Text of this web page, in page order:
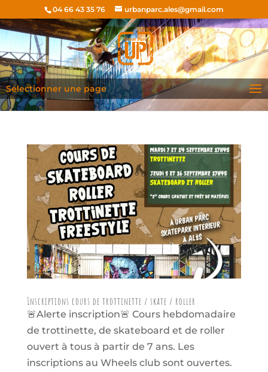
04 66 43 35 76 urbanparc.ales@gmail.com
Sélectionner une page
Inscriptions cours de trottinette / skate / roller
🚨Alerte inscription🚨 Cours hebdomadaire
de trottinette, de skateboard et de roller
ouvert à tous à partir de 7 ans. Les
inscriptions au Wheels club sont ouvertes.